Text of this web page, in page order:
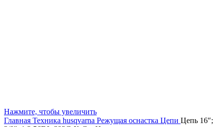
Нажмите, чтобы увеличить
Главная Техника husqvarna Режущая оснастка Цепи Цепь 16″;